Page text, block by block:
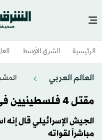
الرئيسية الشرق الأوسط​
العالم العربي
مقتل 4 فلسطينيين في غارات إسرائيلية على غزة
الجيش الإسرائيلي قال
مباشراً لقواته